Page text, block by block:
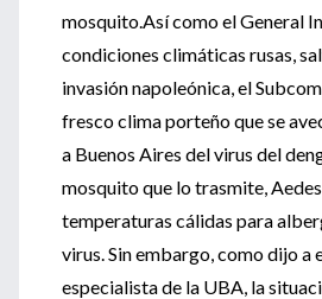
mosquito.Así como el General
condiciones climáticas rusas,
invasión napoleónica, el
fresco clima porteño que se
a Buenos Aires del virus del
mosquito que lo trasmite,
temperaturas cálidas para
virus. Sin embargo, como dijo a
especialista de la UBA, la